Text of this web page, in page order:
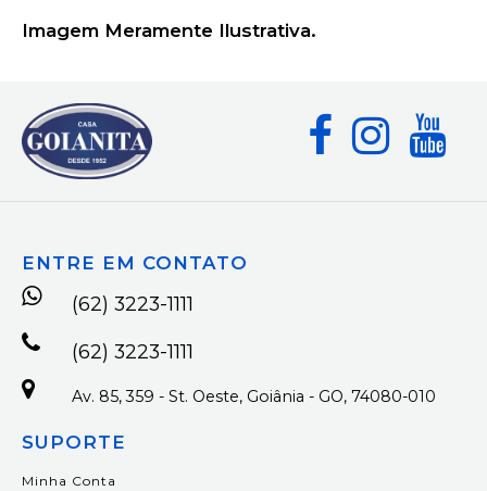
Imagem Meramente Ilustrativa.
ENTRE EM CONTATO
(62) 3223-1111
(62) 3223-1111
Av. 85, 359 - St. Oeste, Goiânia - GO, 74080-010
SUPORTE
Minha Conta